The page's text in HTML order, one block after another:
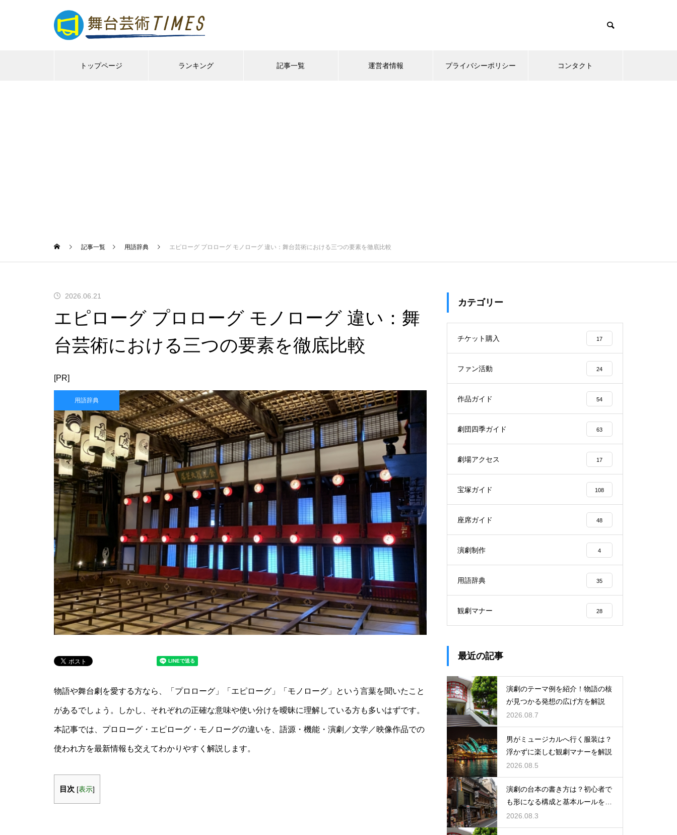
トップページ ランキング 記事一覧 運営者情報 プライバシーポリシー コンタクト
記事一覧 用語辞典 エピローグ プロローグ モノローグ 違い：舞台芸術における三つの要素を徹底比較
2026.06.21
エピローグ プロローグ モノローグ 違い：舞
台芸術における三つの要素を徹底比較
[PR]
用語辞典
物語や舞台劇を愛する方なら、「プロローグ」「エピローグ」「モノローグ」という言葉を聞いたこと
があるでしょう。しかし、それぞれの正確な意味や使い分けを曖昧に理解している方も多いはずです。
本記事では、プロローグ・エピローグ・モノローグの違いを、語源・機能・演劇／文学／映像作品での
使われ方を最新情報も交えてわかりやすく解説します。
目次 [表示]
カテゴリー
チケット購入 17
ファン活動 24
作品ガイド 54
劇団四季ガイド 63
劇場アクセス 17
宝塚ガイド 108
座席ガイド 48
演劇制作 4
用語辞典 35
観劇マナー 28
最近の記事
演劇のテーマ例を紹介！物語の核
が見つかる発想の広げ方を解説
2026.08.7
男がミュージカルへ行く服装は？
浮かずに楽しむ観劇マナーを解説
2026.08.5
演劇の台本の書き方は？初心者で
も形になる構成と基本ルールを解
説
2026.08.3